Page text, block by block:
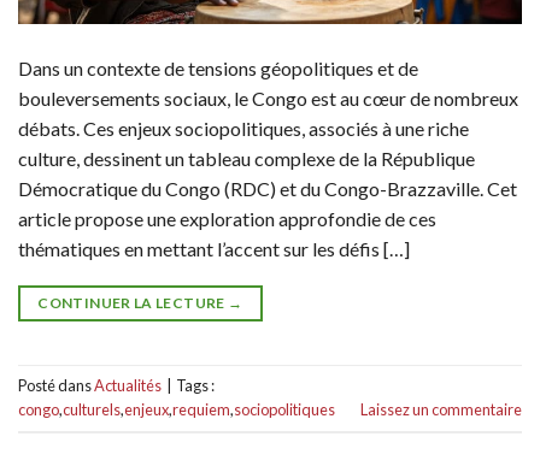
Dans un contexte de tensions géopolitiques et de
bouleversements sociaux, le Congo est au cœur de nombreux
débats. Ces enjeux sociopolitiques, associés à une riche
culture, dessinent un tableau complexe de la République
Démocratique du Congo (RDC) et du Congo-Brazzaville. Cet
article propose une exploration approfondie de ces
thématiques en mettant l’accent sur les défis […]
CONTINUER LA LECTURE →
Posté dansActualités
Tags :
congo,culturels,enjeux,requiem,sociopolitiques Laissez un commentaire